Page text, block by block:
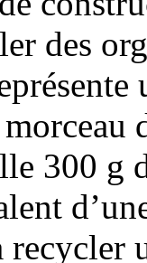
des
300 g
recycler